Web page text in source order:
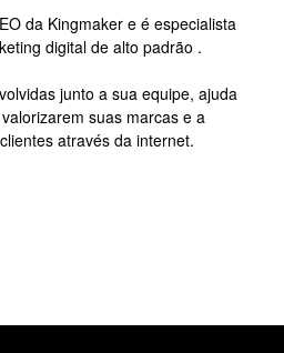
Haddock
da Kingmaker e é especialista
digital de alto padrão .
junto a sua equipe, ajuda
suas marcas e a
através da internet.